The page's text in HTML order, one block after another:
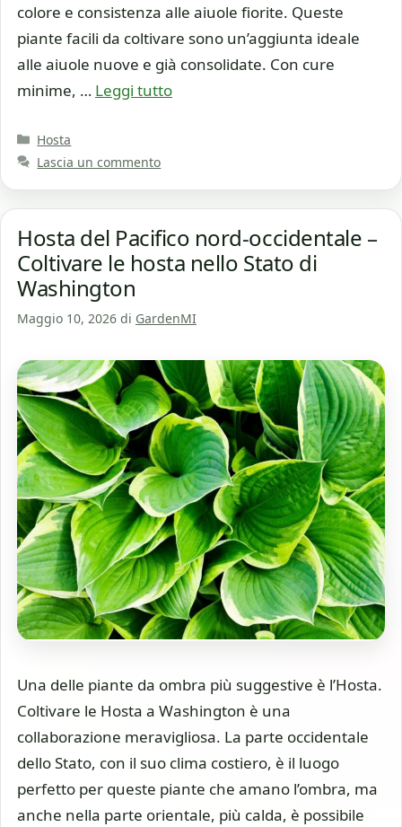
colore e consistenza alle aiuole fiorite. Queste
piante facili da coltivare sono un’aggiunta ideale
alle aiuole nuove e già consolidate. Con cure
minime, … Leggi tutto
Categorie
Hosta
Lascia un commento
Hosta del Pacifico nord-occidentale –
Coltivare le hosta nello Stato di
Washington
Maggio 10, 2026 di GardenMI
Una delle piante da ombra più suggestive è l’Hosta.
Coltivare le Hosta a Washington è una
collaborazione meravigliosa. La parte occidentale
dello Stato, con il suo clima costiero, è il luogo
perfetto per queste piante che amano l’ombra, ma
anche nella parte orientale, più calda, è possibile